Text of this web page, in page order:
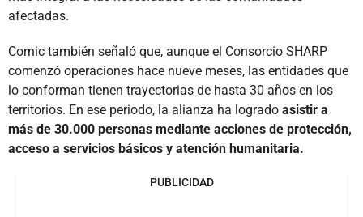
afectadas.
Cornic también señaló que, aunque el Consorcio SHARP
comenzó operaciones hace nueve meses, las entidades que
lo conforman tienen trayectorias de hasta 30 años en los
territorios. En ese periodo, la alianza ha logrado asistir a
más de 30.000 personas mediante acciones de protección,
acceso a servicios básicos y atención humanitaria.
PUBLICIDAD